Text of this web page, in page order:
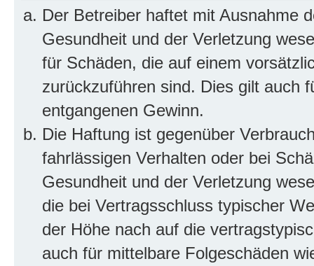
Der Betreiber haftet mit Ausnahme
Gesundheit und der Verletzung
für Schäden, die auf einem
zurückzuführen sind. Dies gilt auch
entgangenen Gewinn.
Die Haftung ist gegenüber
fahrlässigen Verhalten oder bei
Gesundheit und der Verletzung
die bei Vertragsschluss typischer
der Höhe nach auf die
auch für mittelbare Folgeschäden